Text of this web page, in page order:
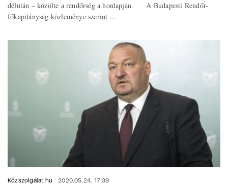
délután – közölte a rendőrség a honlapján. A Budapesti Rendőr-
főkapitányság közleménye szerint ...
Közszolgálat.hu 2020.05.24. 17:39